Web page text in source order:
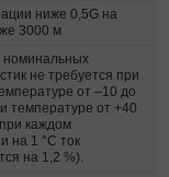
ниже 0,5G на
3000 м
не требуется при
от –10 до
температуре от +40
каждом
на 1 °C ток
на 1,2 %).